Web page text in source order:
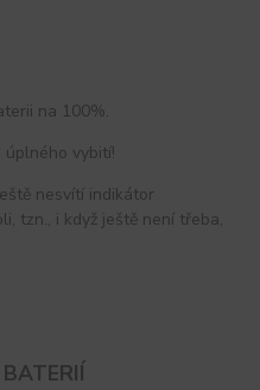
na 100%.
vybití!
nesvítí indikátor
tzn., i když ještě není třeba,